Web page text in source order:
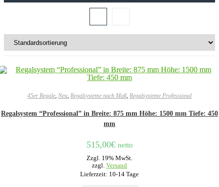
45er Regale, Neu, Regalsysteme nach Maß, Regalsysteme Professional
Regalsystem “Professional” in Breite: 875 mm Höhe: 1500 mm Tiefe: 450
mm
515,00€ netto
Zzgl. 19% MwSt.
zzgl. Versand
Lieferzeit: 10-14 Tage